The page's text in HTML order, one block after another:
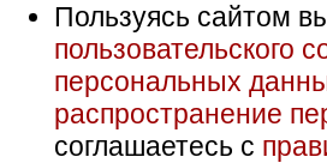
Пользуясь сайтом
пользовательского
персональных
распространение
соглашаетесь с